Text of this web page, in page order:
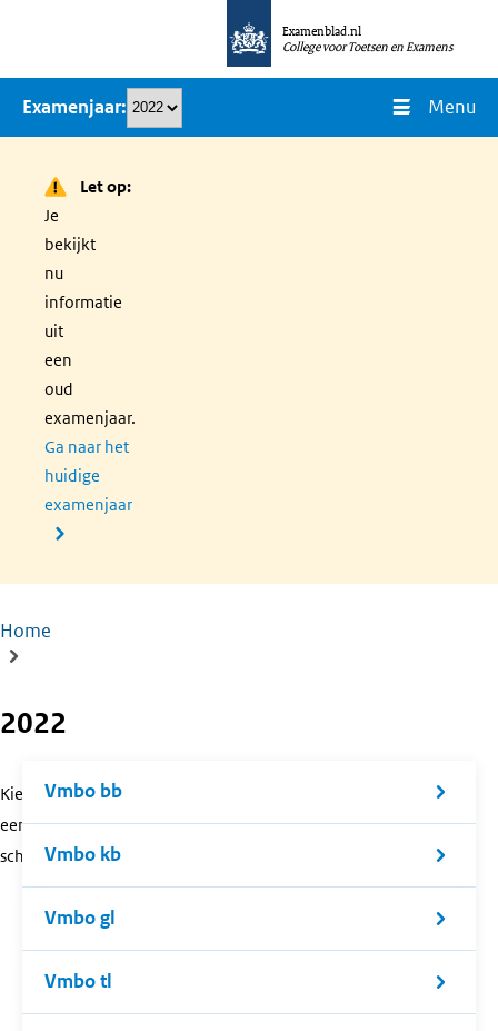
naar
inhoud
Examenblad.nl
College voor Toetsen en Examens
Examenjaar Menu
Let op:
Je
bekijkt
nu
informatie
uit
een
oud
examenjaar.
Ga naar het
huidige
examenjaar
Kruimelpad
Home
2022
Kies
een
schoolsoort.
Vmbo bb
Vmbo kb
Vmbo gl
Vmbo tl